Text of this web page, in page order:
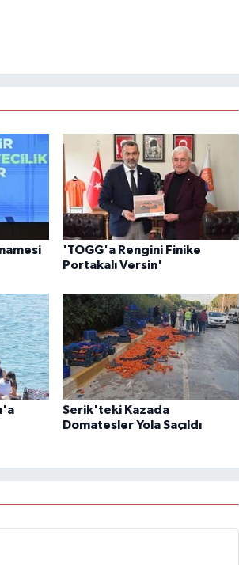
'TOGG'a Rengini Finike
Portakalı Versin'
Serik'teki Kazada
Domatesler Yola Saçıldı